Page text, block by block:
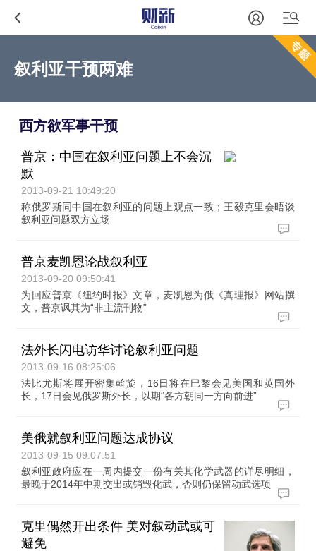
叙利亚干预两难
西方欲军事干预
普京：中国在叙利亚问题上不会沉
默
2013-09-21 10:49:20
称俄罗斯同中国在叙利亚的问题上观点一致；王毅克里会晤谈
叙利亚问题双方立场
普京麦凯恩论战叙利亚
2013-09-20 09:50:41
为回应普京《纽约时报》文章，麦凯恩为俄《真理报》网站撰
文，普京讽其为“非主流刊物”
法外长闪电访华讨论叙利亚问题
2013-09-16 08:25:06
法比尤斯将展开密集斡旋，16日将在巴黎会见美国和英国外
长，17日会见俄罗斯外长，以期“各方朝同一方向前进”
美俄就叙利亚问题达成协议
2013-09-15 09:07:51
叙利亚政府应在一周内提交一份有关其化学武器的详尽明细，
最晚于2014年中期交出或销毁化武，否则仍保留动武选项
克里偶然开出条件 美对叙动武或可
避免